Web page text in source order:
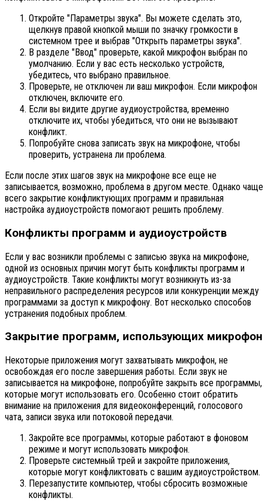
Откройте "Параметры звука". Вы можете сделать это,
щелкнув правой кнопкой мыши по значку громкости в
системном трее и выбрав "Открыть параметры звука".
В разделе "Ввод" проверьте, какой микрофон выбран по
умолчанию. Если у вас есть несколько устройств,
убедитесь, что выбрано правильное.
Проверьте, не отключен ли ваш микрофон. Если микрофон
отключен, включите его.
Если вы видите другие аудиоустройства, временно
отключите их, чтобы убедиться, что они не вызывают
конфликт.
Попробуйте снова записать звук на микрофоне, чтобы
проверить, устранена ли проблема.
Если после этих шагов звук на микрофоне все еще не
записывается, возможно, проблема в другом месте. Однако чаще
всего закрытие конфликтующих программ и правильная
настройка аудиоустройств помогают решить проблему.
Конфликты программ и аудиоустройств
Если у вас возникли проблемы с записью звука на микрофоне,
одной из основных причин могут быть конфликты программ и
аудиоустройств. Такие конфликты могут возникнуть из-за
неправильного распределения ресурсов или конкуренции между
программами за доступ к микрофону. Вот несколько способов
устранения подобных проблем.
Закрытие программ, использующих микрофон
Некоторые приложения могут захватывать микрофон, не
освобождая его после завершения работы. Если звук не
записывается на микрофоне, попробуйте закрыть все программы,
которые могут использовать его. Особенно стоит обратить
внимание на приложения для видеоконференций, голосового
чата, записи звука или потоковой передачи.
Закройте все программы, которые работают в фоновом
режиме и могут использовать микрофон.
Проверьте системный трей и закройте приложения,
которые могут конфликтовать с вашим аудиоустройством.
Перезапустите компьютер, чтобы сбросить возможные
конфликты.